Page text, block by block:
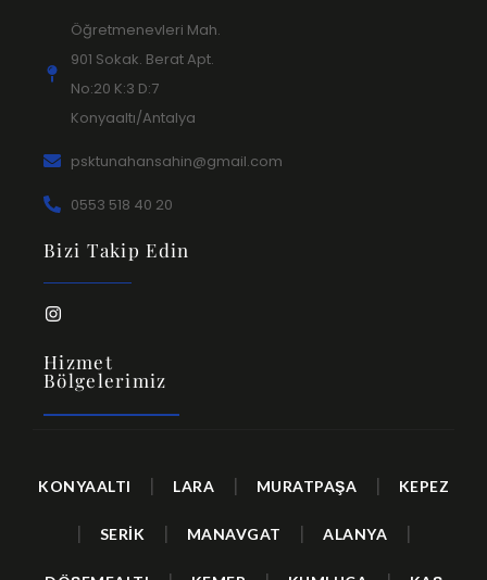
Öğretmenevleri Mah.
901 Sokak. Berat Apt.
No:20 K:3 D:7
Konyaaltı/Antalya
psktunahansahin@gmail.com
0553 518 40 20
Bizi Takip Edin
Hizmet
Bölgelerimiz
KONYAALTI LARA MURATPAŞA KEPEZ
SERİK MANAVGAT ALANYA